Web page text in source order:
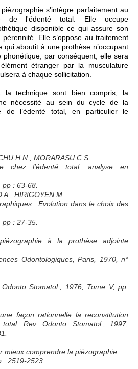
s'intègre parfaitement au
de l'édenté total. Elle occupe
disponible ce qui assure son
Elle s’oppose au traitement
qui aboutit à une prothèse n’occupant
phonétique; par conséquent, elle sera
étranger par la musculature
à chaque sollicitation.
technique sont bien compris, la
nécessité au sein du cycle de la
de l’édenté total, en particulier le
H.N., MORARASU C.S.
chez l'édenté total: analyse en
pp : 63-68.
A., HIRIGOYEN M.
: Evolution dans le choix des
pp : 27-35.
à la prothèse adjointe
Odontologiques, Paris, 1970, n°
Stomatol., 1976, Tome V, pp:
façon rationnelle la reconstitution
Rev. Odonto. Stomatol., 1997,
mieux comprendre la piézographie
: 2519-2523.